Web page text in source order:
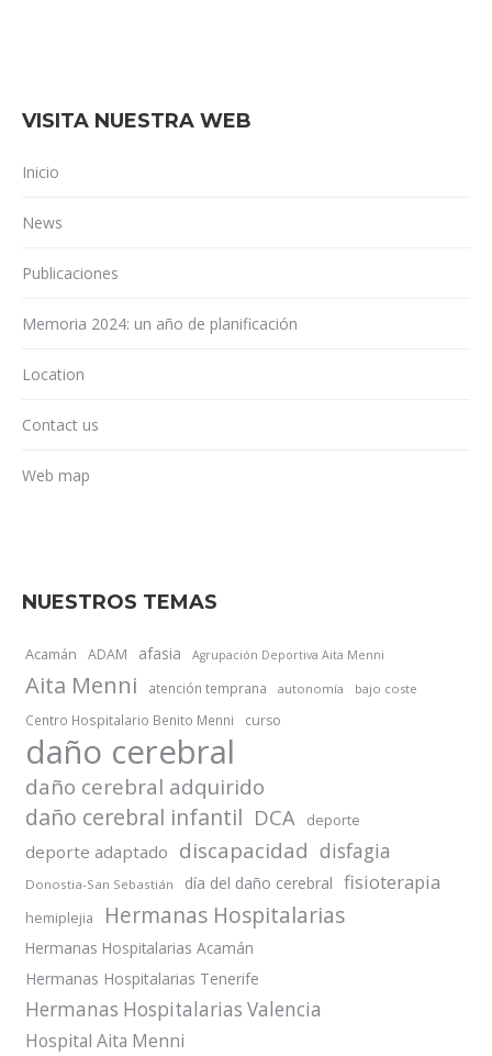
VISITA NUESTRA WEB
Inicio
News
Publicaciones
Memoria 2024: un año de planificación
Location
Contact us
Web map
NUESTROS TEMAS
Acamán ADAM afasia Agrupación Deportiva Aita Menni
Aita Menni atención temprana autonomía bajo coste
Centro Hospitalario Benito Menni curso
daño cerebral
daño cerebral adquirido
daño cerebral infantil DCA deporte
deporte adaptado discapacidad disfagia
Donostia-San Sebastián día del daño cerebral fisioterapia
hemiplejia Hermanas Hospitalarias
Hermanas Hospitalarias Acamán
Hermanas Hospitalarias Tenerife
Hermanas Hospitalarias Valencia
Hospital Aita Menni